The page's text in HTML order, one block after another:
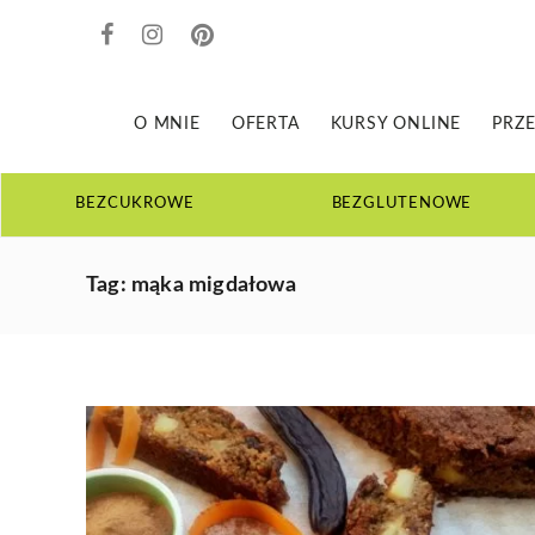
O MNIE OFERTA KURSY ONLINE
BEZCUKROWE BEZGLUTENOWE
Tag: mąka migdałowa